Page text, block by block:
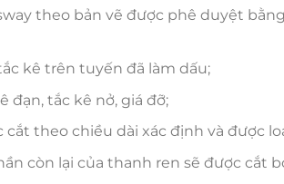
theo bản vẽ được phê duyệt
kê trên tuyến đã làm dấu;
đạn, tắc kê nở, giá đỡ;
cắt theo chiều dài xác định và được
còn lại của thanh ren sẽ được cắt